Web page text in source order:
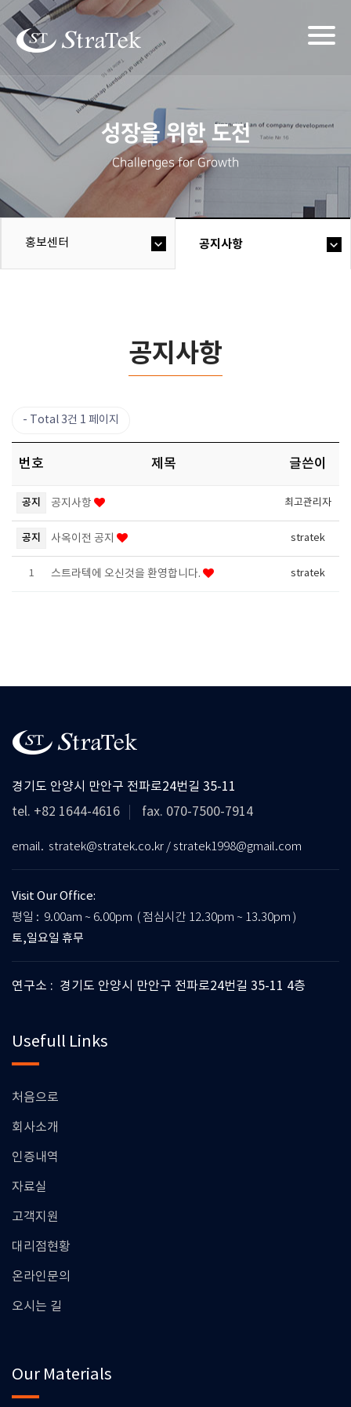
성장을 위한 도전
Challenges for Growth
홍보센터 공지사항
공지사항
Total 3건 1 페이지
번호 제목 글쓴이
공지 공지사항 최고관리자
공지 사옥이전 공지 stratek
1 스트라텍에 오신것을 환영합니다. stratek
경기도 안양시 만안구 전파로24번길 35-11
tel. +82 1644-4616
fax. 070-7500-7914
email. stratek@stratek.co.kr / stratek1998@gmail.com
Visit Our Office:
평일 : 9.00am ~ 6.00pm ( 점심시간 12.30pm ~ 13.30pm )
토,일요일 휴무
연구소 : 경기도 안양시 만안구 전파로24번길 35-11 4층
Usefull Links
처음으로
회사소개
인증내역
자료실
고객지원
대리점현황
온라인문의
오시는 길
Our Materials